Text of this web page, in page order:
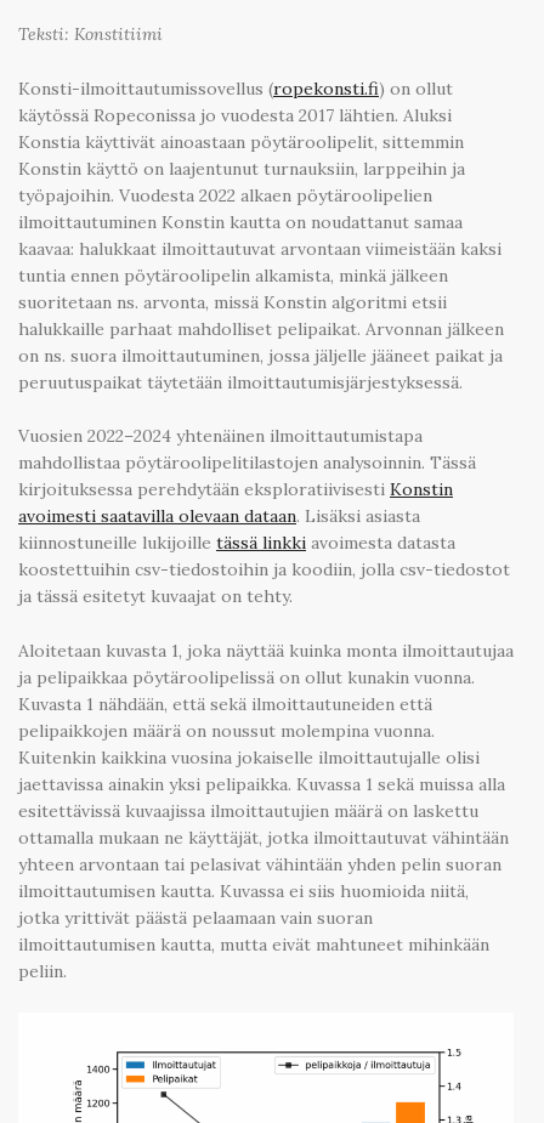
Teksti: Konstitiimi
Konsti-ilmoittautumissovellus (ropekonsti.fi) on ollut
käytössä Ropeconissa jo vuodesta 2017 lähtien. Aluksi
Konstia käyttivät ainoastaan pöytäroolipelit, sittemmin
Konstin käyttö on laajentunut turnauksiin, larppeihin ja
työpajoihin. Vuodesta 2022 alkaen pöytäroolipelien
ilmoittautuminen Konstin kautta on noudattanut samaa
kaavaa: halukkaat ilmoittautuvat arvontaan viimeistään kaksi
tuntia ennen pöytäroolipelin alkamista, minkä jälkeen
suoritetaan ns. arvonta, missä Konstin algoritmi etsii
halukkaille parhaat mahdolliset pelipaikat. Arvonnan jälkeen
on ns. suora ilmoittautuminen, jossa jäljelle jääneet paikat ja
peruutuspaikat täytetään ilmoittautumisjärjestyksessä.
Vuosien 2022–2024 yhtenäinen ilmoittautumistapa
mahdollistaa pöytäroolipelitilastojen analysoinnin. Tässä
kirjoituksessa perehdytään eksploratiivisesti Konstin
avoimesti saatavilla olevaan dataan. Lisäksi asiasta
kiinnostuneille lukijoille tässä linkki avoimesta datasta
koostettuihin csv-tiedostoihin ja koodiin, jolla csv-tiedostot
ja tässä esitetyt kuvaajat on tehty.
Aloitetaan kuvasta 1, joka näyttää kuinka monta ilmoittautujaa
ja pelipaikkaa pöytäroolipelissä on ollut kunakin vuonna.
Kuvasta 1 nähdään, että sekä ilmoittautuneiden että
pelipaikkojen määrä on noussut molempina vuonna.
Kuitenkin kaikkina vuosina jokaiselle ilmoittautujalle olisi
jaettavissa ainakin yksi pelipaikka. Kuvassa 1 sekä muissa alla
esitettävissä kuvaajissa ilmoittautujien määrä on laskettu
ottamalla mukaan ne käyttäjät, jotka ilmoittautuvat vähintään
yhteen arvontaan tai pelasivat vähintään yhden pelin suoran
ilmoittautumisen kautta. Kuvassa ei siis huomioida niitä,
jotka yrittivät päästä pelaamaan vain suoran
ilmoittautumisen kautta, mutta eivät mahtuneet mihinkään
peliin.